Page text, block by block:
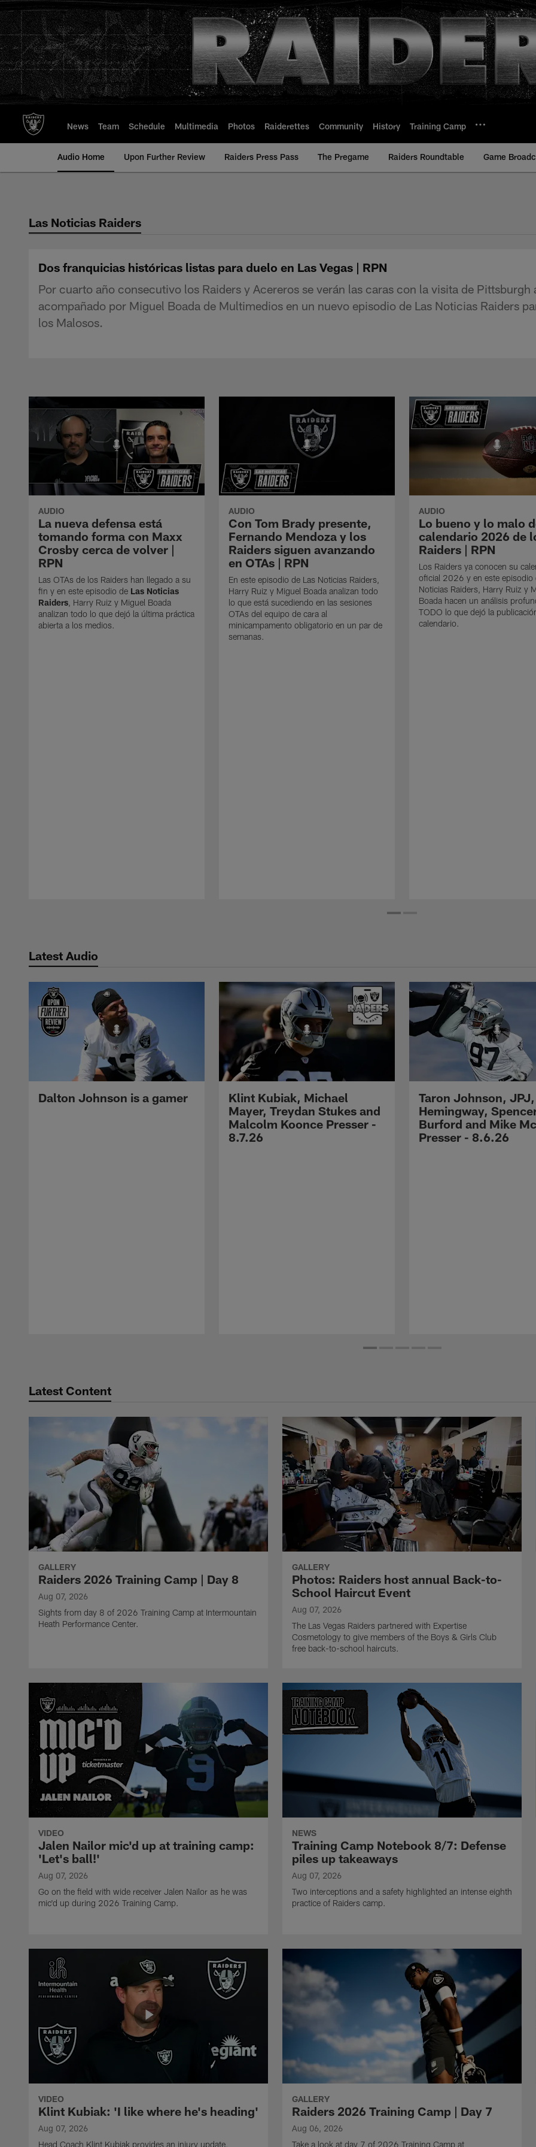
to
main
content
News Team Schedule Multimedia Photos Raiderettes Community History Training Camp
Audio Home Upon Further Review Raiders Press Pass The Pregame Raiders Roundtable Game
Las Noticias Raiders
Dos franquicias históricas listas para duelo en Las Vegas | RPN
Por cuarto año consecutivo los Raiders y Acereros se verán las caras con la visita de Pittsburgh
acompañado por Miguel Boada de Multimedios en un nuevo episodio de Las Noticias Raiders
los Malosos.
AUDIO
La nueva defensa está
tomando forma con Maxx
Crosby cerca de volver |
RPN
Las OTAs de los Raiders han llegado a su
fin y en este episodio de Las Noticias
Raiders, Harry Ruiz y Miguel Boada
analizan todo lo que dejó la última práctica
abierta a los medios.
AUDIO
Con Tom Brady presente,
Fernando Mendoza y los
Raiders siguen avanzando
en OTAs | RPN
En este episodio de Las Noticias Raiders,
Harry Ruiz y Miguel Boada analizan todo
lo que está sucediendo en las sesiones
OTAs del equipo de cara al
minicampamento obligatorio en un par de
semanas.
AUDIO
Lo bueno y lo malo
calendario 2026 de
Raiders | RPN
Los Raiders ya conocen su
oficial 2026 y en este episodio
Noticias Raiders, Harry Ruiz y
Boada hacen un análisis
TODO lo que dejó la
calendario.
Latest Audio
Dalton Johnson is a gamer
Klint Kubiak, Michael
Mayer, Treydan Stukes and
Malcolm Koonce Presser -
8.7.26
Taron Johnson,
Hemingway,
Burford and Mike
Presser - 8.6.26
Latest Content
GALLERY
Raiders 2026 Training Camp | Day 8
Aug 07, 2026
Sights from day 8 of 2026 Training Camp at Intermountain
Heath Performance Center.
GALLERY
Photos: Raiders host annual Back-to-
School Haircut Event
Aug 07, 2026
The Las Vegas Raiders partnered with Expertise
Cosmetology to give members of the Boys & Girls Club
free back-to-school haircuts.
VIDEO
Jalen Nailor mic'd up at training camp:
'Let's ball!'
Aug 07, 2026
Go on the field with wide receiver Jalen Nailor as he was
mic'd up during 2026 Training Camp.
NEWS
Training Camp Notebook 8/7: Defense
piles up takeaways
Aug 07, 2026
Two interceptions and a safety highlighted an intense eighth
practice of Raiders camp.
VIDEO
Klint Kubiak: 'I like where he's heading'
Aug 07, 2026
Head Coach Klint Kubiak provides an injury update,
GALLERY
Raiders 2026 Training Camp | Day 7
Aug 06, 2026
Take a look at day 7 of 2026 Training Camp at